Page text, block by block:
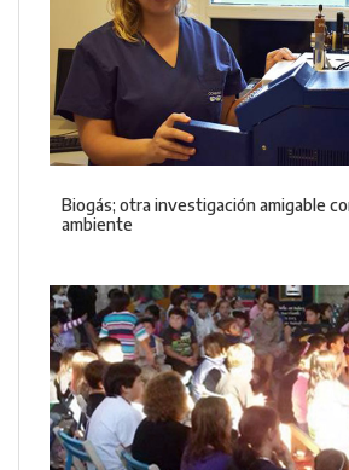
Biogás; otra investigación amigable
ambiente